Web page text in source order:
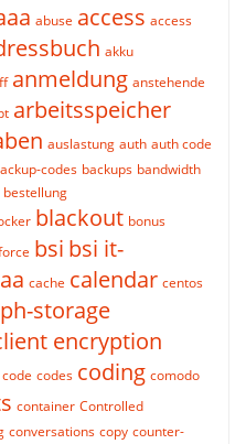
abuse access access
akku
anmeldung anstehende
arbeitsspeicher
auslastung auth auth code
codes backups bandwidth
bestellung
blackout bonus
bsi bsi it-
cache calendar centos
storage
encryption
code codes coding comodo
container Controlled
conversations copy counter-